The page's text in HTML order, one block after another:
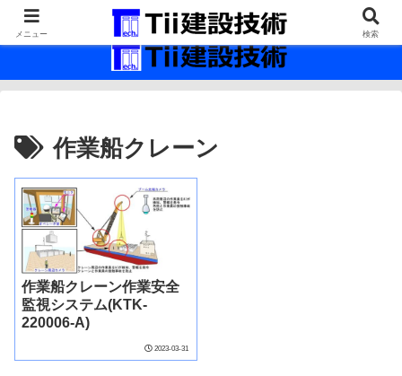
最新の建設技術の情報インフラ。
作業船クレーン
作業船クレーン作業安全
監視システム(KTK-
220006-A)
2023-03-31
メニュー 検索